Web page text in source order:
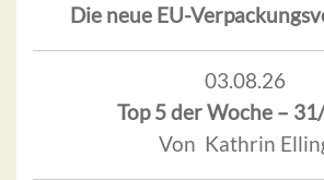
Die neue EU-
03.08.26
Top 5 der Woche –
Von Kathrin